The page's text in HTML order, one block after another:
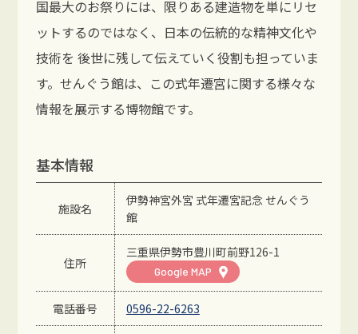
国最大のお祭りには、限りある建造物を単にリセ
ットするのではなく、日本の伝統的な精神文化や
技術を 後世に残して伝えていく役割も担っていま
す。せんぐう館は、この式年遷宮に関する様々な
情報を展示する博物館です。
基本情報
施設名
伊勢神宮外宮 式年遷宮記念 せんぐう
館
住所
三重県伊勢市豊川町前野126-1
Google MAP
電話番号 0596-22-6263